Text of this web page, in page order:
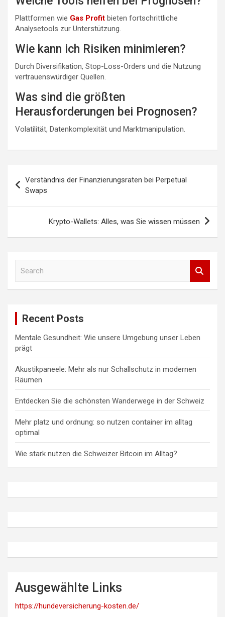
Plattformen wie Gas Profit bieten fortschrittliche
Analysetools zur Unterstützung.
Wie kann ich Risiken minimieren?
Durch Diversifikation, Stop-Loss-Orders und die Nutzung
vertrauenswürdiger Quellen.
Was sind die größten
Herausforderungen bei Prognosen?
Volatilität, Datenkomplexität und Marktmanipulation.
Verständnis der Finanzierungsraten bei Perpetual
Swaps
Krypto-Wallets: Alles, was Sie wissen müssen
Recent Posts
Mentale Gesundheit: Wie unsere Umgebung unser Leben
prägt
Akustikpaneele: Mehr als nur Schallschutz in modernen
Räumen
Entdecken Sie die schönsten Wanderwege in der Schweiz
Mehr platz und ordnung: so nutzen container im alltag
optimal
Wie stark nutzen die Schweizer Bitcoin im Alltag?
Ausgewählte Links
https://hundeversicherung-kosten.de/